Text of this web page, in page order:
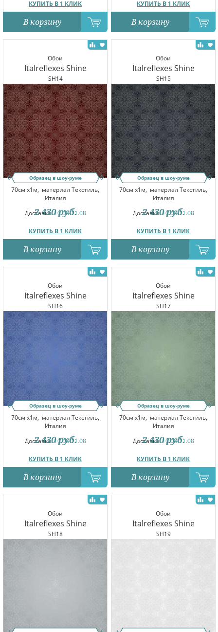
КУПИТЬ В 1 КЛИК
В корзину
КУПИТЬ В 1 КЛИК
В корзину
Обои
Italreflexes Shine
SH14
Образец в шоу-руме
70см x1м, материал Текстиль,
Италия
Доставка:10.08-11.08
КУПИТЬ В 1 КЛИК
2 430 руб.
В корзину
Обои
Italreflexes Shine
SH15
Образец в шоу-руме
70см x1м, материал Текстиль,
Италия
Доставка:10.08-11.08
КУПИТЬ В 1 КЛИК
2 430 руб.
В корзину
Обои
Italreflexes Shine
SH16
Образец в шоу-руме
70см x1м, материал Текстиль,
Италия
Доставка:10.08-11.08
КУПИТЬ В 1 КЛИК
2 430 руб.
В корзину
Обои
Italreflexes Shine
SH17
Образец в шоу-руме
70см x1м, материал Текстиль,
Италия
Доставка:10.08-11.08
КУПИТЬ В 1 КЛИК
2 430 руб.
В корзину
Обои
Italreflexes Shine
SH18
Обои
Italreflexes Shine
SH19